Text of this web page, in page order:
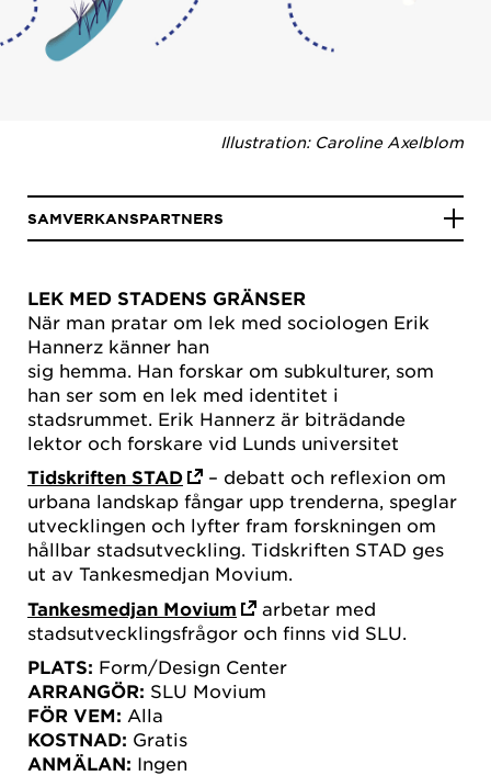
Illustration: Caroline Axelblom
LEK MED STADENS GRÄNSER
När man pratar om lek med sociologen Erik
Hannerz känner han
sig hemma. Han forskar om subkulturer, som
han ser som en lek med identitet i
stadsrummet. Erik Hannerz är biträdande
lektor och forskare vid Lunds universitet
Tidskriften STAD
– debatt och reflexion om
urbana landskap fångar upp trenderna, speglar
utvecklingen och lyfter fram forskningen om
hållbar stadsutveckling. Tidskriften STAD ges
ut av Tankesmedjan Movium.
Tankesmedjan Movium
arbetar med
stadsutvecklingsfrågor och finns vid SLU.
PLATS: Form/Design Center
ARRANGÖR: SLU Movium
FÖR VEM: Alla
KOSTNAD: Gratis
ANMÄLAN: Ingen
SAMVERKANSPARTNERS